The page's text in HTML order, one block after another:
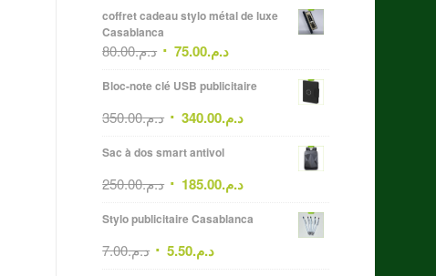
coffret cadeau stylo métal de luxe
Casablanca
د.م.80.00 د.م.75.00
Bloc-note clé USB publicitaire
د.م.350.00 د.م.340.00
Sac à dos smart antivol
د.م.250.00 د.م.185.00
Stylo publicitaire Casablanca
د.م.7.00 د.م.5.50